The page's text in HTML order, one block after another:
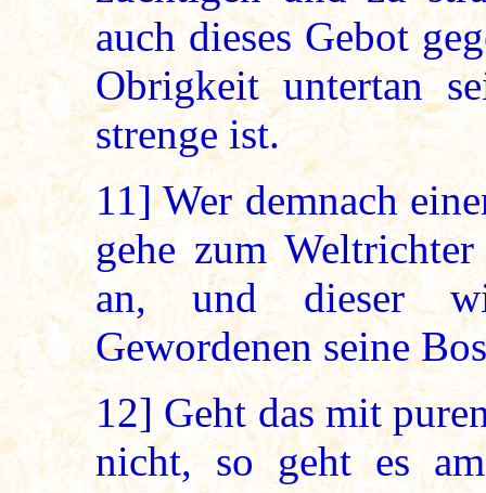
auch dieses Gebot
Obrigkeit untertan
strenge ist.
11]Wer demnach
gehe zum
an, und dieser
Gewordenen seine
12] Geht das mit
nicht, so geht es